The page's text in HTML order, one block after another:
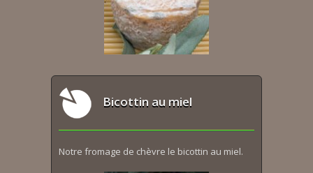
Bicottin au miel
Notre fromage de chèvre le bicottin au miel.